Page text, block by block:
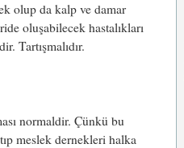
olup da kalp ve damar
oluşabilecek hastalıkları
Tartışmalıdır.
normaldir. Çünkü bu
meslek dernekleri halka